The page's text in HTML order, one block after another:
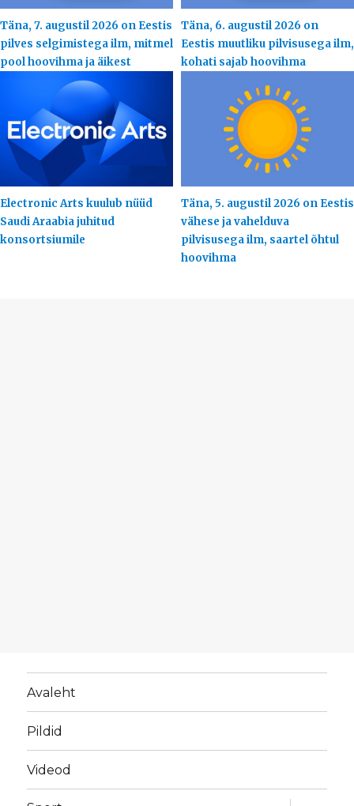
Täna, 7. augustil 2026 on Eestis
pilves selgimistega ilm, mitmel
pool hoovihma ja äikest
Täna, 6. augustil 2026 on
Eestis muutliku pilvisusega ilm,
kohati sajab hoovihma
Electronic Arts kuulub nüüd
Saudi Araabia juhitud
konsortsiumile
Täna, 5. augustil 2026 on Eestis
vähese ja vahelduva
pilvisusega ilm, saartel õhtul
hoovihma
Avaleht
Pildid
Videod